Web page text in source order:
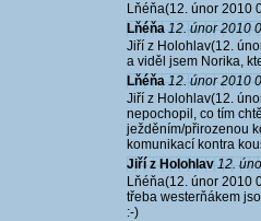
Lňéňa(12. únor 2010
Lňéňa 12. únor 2010
Jiří z Holohlav(12.
a viděl jsem Norika,
Lňéňa 12. únor 2010
Jiří z Holohlav(12.
nepochopil, co tím
ježděním/přirozenou
komunikací kontra
Jiří z Holohlav 12.
Lňéňa(12. únor 2010
třeba westerňákem
:-)